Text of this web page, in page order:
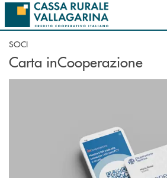
Salta al contenuto principale
SOCI
Carta inCooperazione